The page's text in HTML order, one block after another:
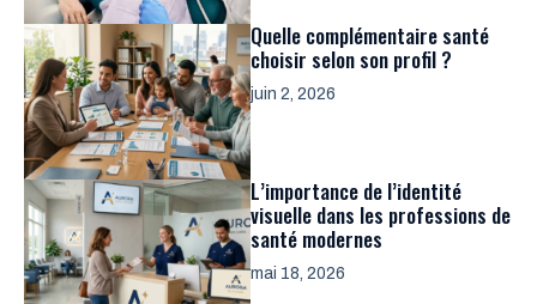
Quelle complémentaire santé
choisir selon son profil ?
juin 2, 2026
L’importance de l’identité
visuelle dans les professions de
santé modernes
mai 18, 2026